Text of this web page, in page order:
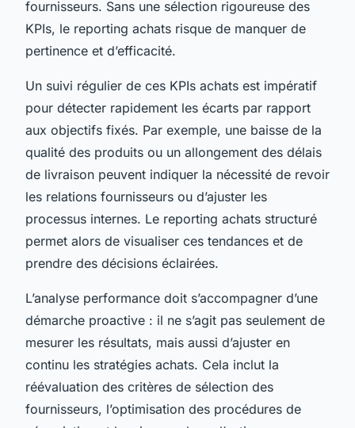
fournisseurs. Sans une sélection rigoureuse des
KPIs, le reporting achats risque de manquer de
pertinence et d’efficacité.
Un suivi régulier de ces KPIs achats est impératif
pour détecter rapidement les écarts par rapport
aux objectifs fixés. Par exemple, une baisse de la
qualité des produits ou un allongement des délais
de livraison peuvent indiquer la nécessité de revoir
les relations fournisseurs ou d’ajuster les
processus internes. Le reporting achats structuré
permet alors de visualiser ces tendances et de
prendre des décisions éclairées.
L’analyse performance doit s’accompagner d’une
démarche proactive : il ne s’agit pas seulement de
mesurer les résultats, mais aussi d’ajuster en
continu les stratégies achats. Cela inclut la
réévaluation des critères de sélection des
fournisseurs, l’optimisation des procédures de